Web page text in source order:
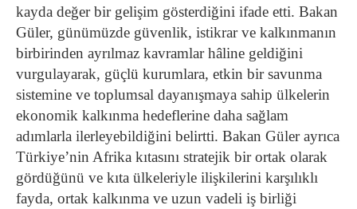
kayda değer bir gelişim gösterdiğini ifade etti. Bakan
Güler, günümüzde güvenlik, istikrar ve kalkınmanın
birbirinden ayrılmaz kavramlar hâline geldiğini
vurgulayarak, güçlü kurumlara, etkin bir savunma
sistemine ve toplumsal dayanışmaya sahip ülkelerin
ekonomik kalkınma hedeflerine daha sağlam
adımlarla ilerleyebildiğini belirtti. Bakan Güler ayrıca
Türkiye’nin Afrika kıtasını stratejik bir ortak olarak
gördüğünü ve kıta ülkeleriyle ilişkilerini karşılıklı
fayda, ortak kalkınma ve uzun vadeli iş birliği